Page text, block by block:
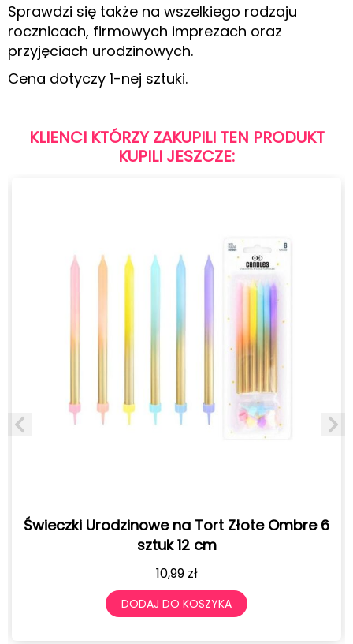
Sprawdzi się także na wszelkiego rodzaju
rocznicach, firmowych imprezach oraz
przyjęciach urodzinowych.
Cena dotyczy 1-nej sztuki.
KLIENCI KTÓRZY ZAKUPILI TEN PRODUKT
KUPILI JESZCZE:
na Tort Złote Ombre 6
DO KOSZYKA
Świeczki